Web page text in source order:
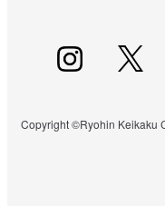
Copyright ©Ryohin Keikaku